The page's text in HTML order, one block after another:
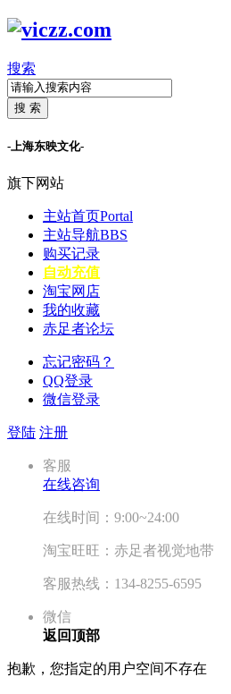
搜索
搜 索
-上海东映文化-
旗下网站
主站首页Portal
主站导航BBS
购买记录
自动充值
淘宝网店
我的收藏
赤足者论坛
忘记密码？
QQ登录
微信登录
登陆 注册
客服
在线咨询
在线时间：9:00~24:00
淘宝旺旺：赤足者视觉地带
客服热线：134-8255-6595
微信
返回顶部
抱歉，您指定的用户空间不存在